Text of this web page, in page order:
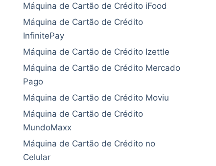
Máquina de Cartão de Crédito iFood
Máquina de Cartão de Crédito
InfinitePay
Máquina de Cartão de Crédito Izettle
Máquina de Cartão de Crédito Mercado
Pago
Máquina de Cartão de Crédito Moviu
Máquina de Cartão de Crédito
MundoMaxx
Máquina de Cartão de Crédito no
Celular